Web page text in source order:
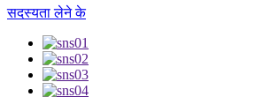
सदस्यता लेने के